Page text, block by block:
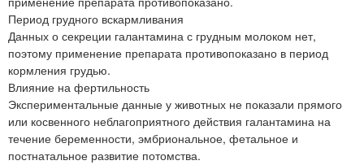
Период грудного вскармливания
Данных о секреции галантамина с грудным молоком нет,
поэтому применение препарата противопоказано в период
кормления грудью.
Влияние на фертильность
Экспериментальные данные у животных не показали прямого
или косвенного неблагоприятного действия галантамина на
течение беременности, эмбриональное, фетальное и
постнатальное развитие потомства.